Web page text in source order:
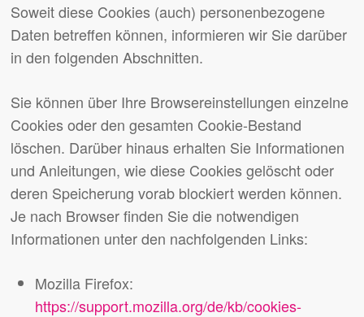
Soweit diese Cookies (auch) personenbezogene
Daten betreffen können, informieren wir Sie darüber
in den folgenden Abschnitten.
Sie können über Ihre Browsereinstellungen einzelne
Cookies oder den gesamten Cookie-Bestand
löschen. Darüber hinaus erhalten Sie Informationen
und Anleitungen, wie diese Cookies gelöscht oder
deren Speicherung vorab blockiert werden können.
Je nach Browser finden Sie die notwendigen
Informationen unter den nachfolgenden Links:
Mozilla Firefox:
https://support.mozilla.org/de/kb/cookies-